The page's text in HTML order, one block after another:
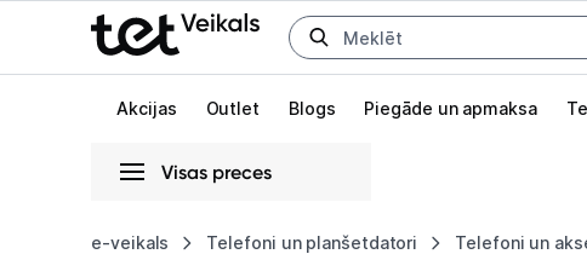
Uz kategorijam Uz galveno saturu
Akcijas Outlet Blogs Piegāde un apmaksa
Visas preces
e-veikals Telefoni un planšetdatori Telefoni un